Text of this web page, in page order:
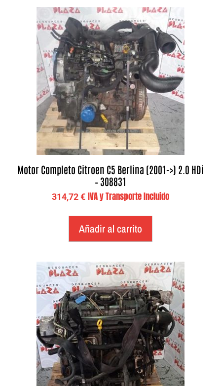
Motor Completo Citroen C5 Berlina (2001->) 2.0 HDi
– 308831
314,72€ IVA y Transporte Incluido
Añadir al carrito